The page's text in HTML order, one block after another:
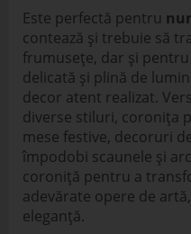
Este perfectă pentru
contează și trebuie să
frumusețe, dar și pentru
delicată și plină de
decor atent realizat.
diverse stiluri, coronița
mese festive, decoruri
împodobi scaunele și
coroniță pentru a
adevărate opere de
eleganță.